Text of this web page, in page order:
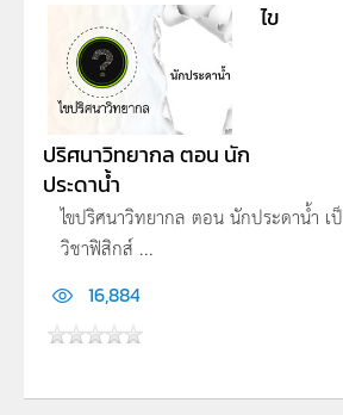
ไข
ปริศนาวิทยากล ตอน นัก
ประดาน้ำ
ไขปริศนาวิทยากล ตอน นักประดาน้ำ
วิชาฟิสิกส์ ...
16,884